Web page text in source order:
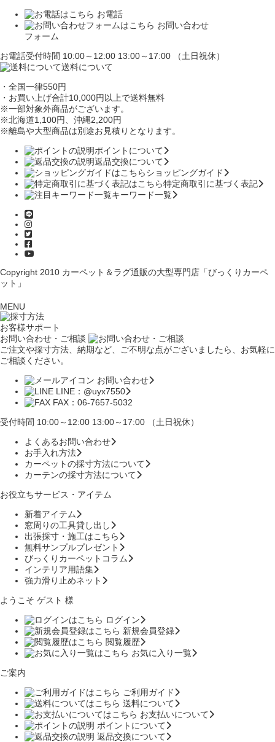
お電話
お問い合わせ
フォーム
お電話受付時間 10:00～12:00 13:00～17:00 （土日祝休）
送料について
・全国一律550円
・お買い上げ合計10,000円以上で送料無料
※一部対象外商品がございます。
※北海道1,100円 、沖縄2,200円
※離島や大型商品は別途お見積りとなります。
ポイントについて
返品交換について
ショッピングガイド
特定商取引に基づく表記
キーワード一覧
Copyright 2010 カーペット＆ラグ通販の大型専門店「びっくりカーペ
ット」
MENU
お客様サポート
お問い合わせ・ご相談
ご注文や採寸方法、納期など、ご不明な点がございましたら、お気軽に
ご相談ください。
お問い合わせ
LINE：@uyx7550
FAX：06-7657-5032
受付時間 10:00～12:00 13:00～17:00 （土日祝休）
よくあるお問い合わせ
お手入れ方法
カーペットの採寸方法について
カーテンの採寸方法について
お役立ちサービス・アイテム
新着アイテム
窓周りの工具貸し出し
出張採寸・施工はこちら
無料サンプルプレゼント
びっくりカーペットコラム
インテリア用語集
強力滑り止めネット
ようこそ ゲスト 様
ログイン
新規会員登録
閲覧履歴
お気に入り一覧
ご案内
ご利用ガイド
送料について
お支払いについて
ポイントについて
返品交換について